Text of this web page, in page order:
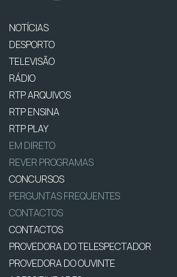
NOTÍCIAS
DESPORTO
TELEVISÃO
RÁDIO
RTP ARQUIVOS
RTP ENSINA
RTP PLAY
EM DIRETO
REVER PROGRAMAS
CONCURSOS
PERGUNTAS FREQUENTES
CONTACTOS
CONTACTOS
PROVEDORA DO TELESPECTADOR
PROVEDORA DO OUVINTE